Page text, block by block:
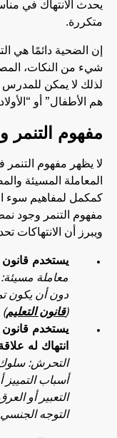
يحدث الانتهاك في
متكررة.
إن الضحية دائمًا هي
شيء من النكات،
لذلك لا يمكن
هم الأطفال” أو
مفهوم التنمر
لا يظهر مفهوم
كمكمل لمفاهيم سوء
مفهوم التنمر وجود
ويبرز أن
يستخدم قانون
معاملة
(قانون التعليم)
يستخدم
انتهاك له
التحرش:
أسباب التمييز
التعبير أو
التوجه